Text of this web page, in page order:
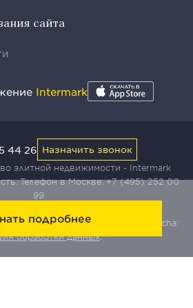
подробнее
сайта
Intermark
элитной недвижимости - Intermark
Телефон в Москве:+7 (495) 252 00
99
сервиса Yandex SmartCaptcha:
обработки данных.
44 26 Назначить звонок